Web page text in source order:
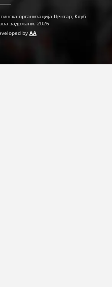
организација Центар, Клуб
задржани. 2026
by AA